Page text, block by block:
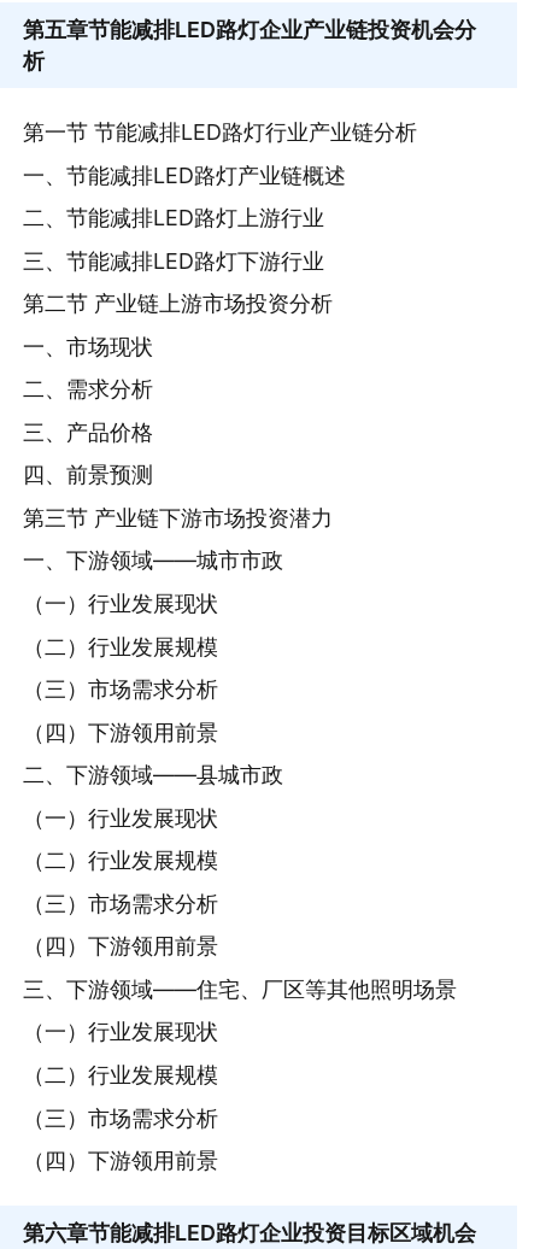
第五章节能减排LED路灯企业产业链投资机会分
析
第一节 节能减排LED路灯行业产业链分析
一、节能减排LED路灯产业链概述
二、节能减排LED路灯上游行业
三、节能减排LED路灯下游行业
第二节 产业链上游市场投资分析
一、市场现状
二、需求分析
三、产品价格
四、前景预测
第三节 产业链下游市场投资潜力
一、下游领域——城市市政
（一）行业发展现状
（二）行业发展规模
（三）市场需求分析
（四）下游领用前景
二、下游领域——县城市政
（一）行业发展现状
（二）行业发展规模
（三）市场需求分析
（四）下游领用前景
三、下游领域——住宅、厂区等其他照明场景
（一）行业发展现状
（二）行业发展规模
（三）市场需求分析
（四）下游领用前景
第六章节能减排LED路灯企业投资目标区域机会